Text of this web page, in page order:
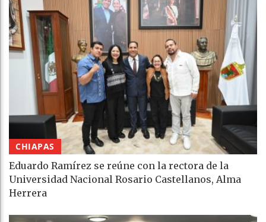
CHIAPAS
Eduardo Ramírez se reúne con la rectora de la
Universidad Nacional Rosario Castellanos, Alma
Herrera